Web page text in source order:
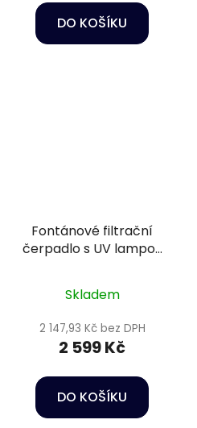
DO KOŠÍKU
Fontánové filtrační
čerpadlo s UV lampou
Skladem
2 147,93 Kč bez DPH
2 599 Kč
DO KOŠÍKU